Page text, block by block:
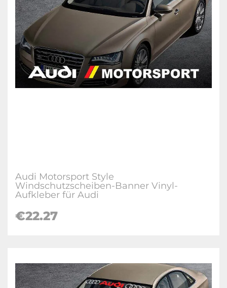
Audi Motorsport Style
Windschutzscheiben-Banner Vinyl-
Aufkleber für Audi
€22.27